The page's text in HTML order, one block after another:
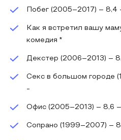
Побег (2005–2017) – 8,4
Как я встретил вашу
комедия *
Декстер (2006–2013) –
Секс в большом городе
-
Офис (2005–2013) – 8,6
Сопрано (1999–2007) –